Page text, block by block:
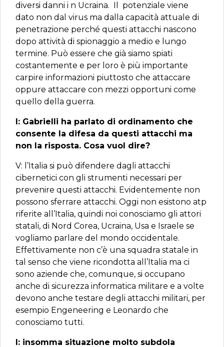
diversi danni i n Ucraina. Il potenziale viene
dato non dal virus ma dalla capacità attuale di
penetrazione perché questi attacchi nascono
dopo attività di spionaggio a medio e lungo
termine. Può essere che già siamo spiati
costantemente e per loro è più importante
carpire informazioni piuttosto che attaccare
oppure attaccare con mezzi opportuni come
quello della guerra.
I: Gabrielli ha parlato di ordinamento che
consente la difesa da questi attacchi ma
non la risposta. Cosa vuol dire?
V: l’Italia si può difendere dagli attacchi
cibernetici con gli strumenti necessari per
prevenire questi attacchi. Evidentemente non
possono sferrare attacchi. Oggi non esistono atp
riferite all’Italia, quindi noi conosciamo gli attori
statali, di Nord Corea, Ucraina, Usa e Israele se
vogliamo parlare del mondo occidentale.
Effettivamente non c’è una squadra statale in
tal senso che viene ricondotta all’Italia ma ci
sono aziende che, comunque, si occupano
anche di sicurezza informatica militare e a volte
devono anche testare degli attacchi militari, per
esempio Engeneering e Leonardo che
conosciamo tutti.
I: insomma situazione molto subdola